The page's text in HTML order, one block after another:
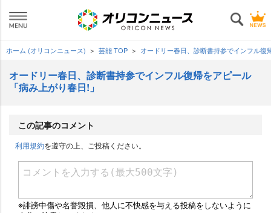
ホーム (オリコンニュース) 芸能 TOP オードリー春日、診断書持参でインフル復
オードリー春日、診断書持参でインフル復帰をアピール
「病み上がり春日!」
この記事のコメント
利用規約を遵守の上、ご投稿ください。